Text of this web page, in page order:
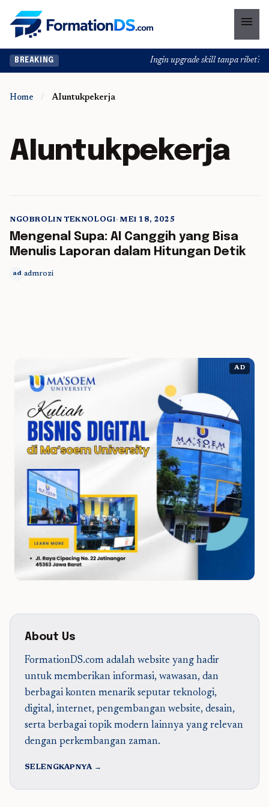
menu
BREAKING Ingin upgrade skill tanpa ribet?
Home / AIuntukpekerja
AIuntukpekerja
5 min read
NGOBROLIN TEKNOLOGI•MEI 18, 2025
Mengenal Supa: AI Canggih yang Bisa
Menulis Laporan dalam Hitungan Detik
ad admrozi
AD
About Us
FormationDS.com adalah website yang hadir
untuk memberikan informasi, wawasan, dan
berbagai konten menarik seputar teknologi,
digital, internet, pengembangan website, desain,
serta berbagai topik modern lainnya yang relevan
dengan perkembangan zaman.
SELENGKAPNYA →